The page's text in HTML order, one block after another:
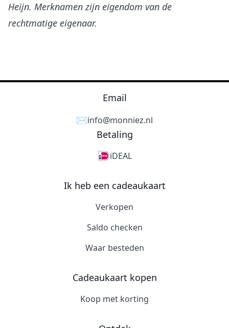
Heijn. Merknamen zijn eigendom van de
rechtmatige eigenaar.
Email
✉️info@monniez.nl
Betaling
iDEAL
Ik heb een cadeaukaart
Verkopen
Saldo checken
Waar besteden
Cadeaukaart kopen
Koop met korting